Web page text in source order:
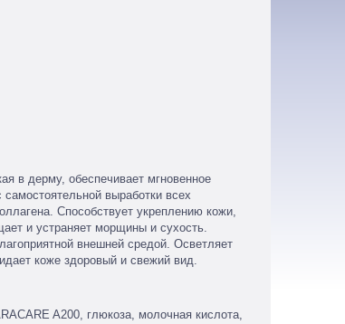
в дерму, обеспечивает мгновенное
выработки всех
Способствует укреплению кожи,
и устраняет морщины и сухость.
внешней средой. Осветляет
коже здоровый и свежий вид.
A200, глюкоза, молочная кислота,